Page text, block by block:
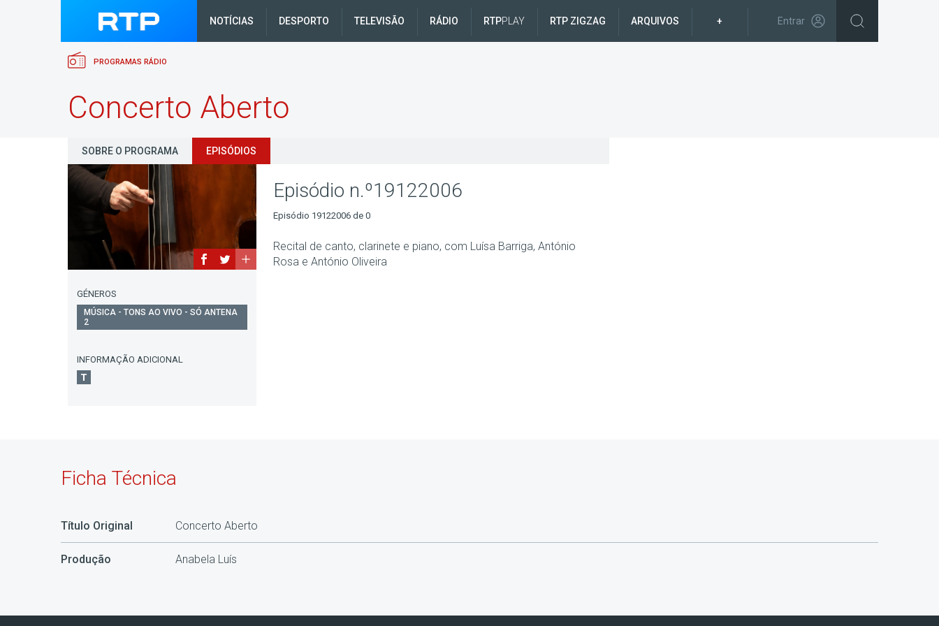
NOTÍCIAS DESPORTO TELEVISÃO RÁDIO RTPPLAY RTP ZIGZAG ARQUIVOS + Entrar
PROGRAMAS RÁDIO
Concerto Aberto
SOBRE O PROGRAMA EPISÓDIOS
GÉNEROS
MÚSICA - TONS AO VIVO - SÓ ANTENA
2
INFORMAÇÃO ADICIONAL
Episódio n.º19122006
Episódio 19122006 de 0
Recital de canto, clarinete e piano, com Luísa Barriga, António
Rosa e António Oliveira
Ficha Técnica
Título Original Concerto Aberto
Produção Anabela Luís